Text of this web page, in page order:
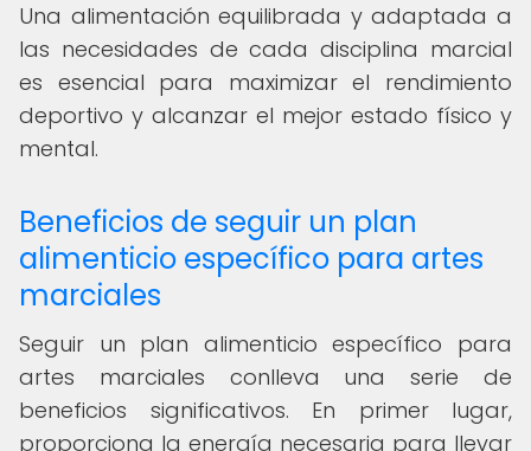
Una alimentación equilibrada y adaptada a
las necesidades de cada disciplina marcial
es esencial para maximizar el rendimiento
deportivo y alcanzar el mejor estado físico y
mental.
Beneficios de seguir un plan
alimenticio específico para artes
marciales
Seguir un plan alimenticio específico para
artes marciales conlleva una serie de
beneficios significativos. En primer lugar,
proporciona la energía necesaria para llevar